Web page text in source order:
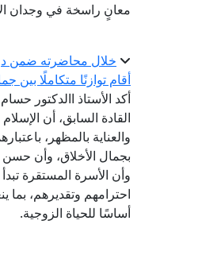
معانٍ راسخة في وجدان
خلال محاضرته ضمن
أقام توازنًا متكاملًا
أكد الأستاذ االدكتور
القادة السابق، أن
والعناية بالمظهر،
بجمال الأخلاق، وأن
وأن الأسرة المستقرة
احترامهم وتقديرهم، بما
أساسًا للحياة الزوجية.